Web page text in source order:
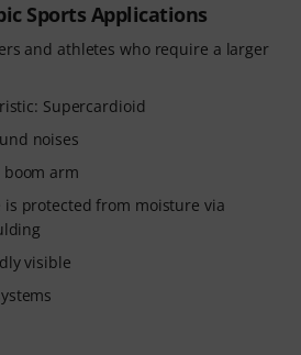
Sports Applications
and athletes who require a larger
Supercardioid
noises
arm
protected from moisture via
visible